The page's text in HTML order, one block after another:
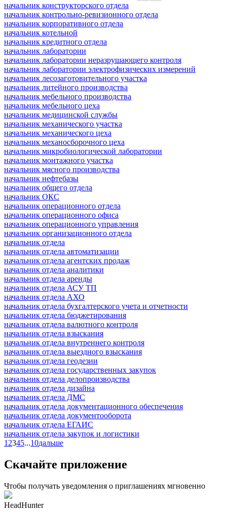
начальник конструкторского отдела
начальник контрольно-ревизионного отдела
начальник корпоративного отдела
начальник котельной
начальник кредитного отдела
начальник лаборатории
начальник лаборатории неразрушающего контроля
начальник лаборатории электрофизических измерений
начальник лесозаготовительного участка
начальник литейного производства
начальник мебельного производства
начальник мебельного цеха
начальник медицинской службы
начальник механического участка
начальник механического цеха
начальник механосборочного цеха
начальник микробиологической лаборатории
начальник монтажного участка
начальник мясного производства
начальник нефтебазы
начальник общего отдела
начальник ОКС
начальник операционного отдела
начальник операционного офиса
начальник операционного управления
начальник организационного отдела
начальник отдела
начальник отдела автоматизации
начальник отдела агентских продаж
начальник отдела аналитики
начальник отдела аренды
начальник отдела АСУ ТП
начальник отдела АХО
начальник отдела бухгалтерского учета и отчетности
начальник отдела бюджетирования
начальник отдела валютного контроля
начальник отдела взыскания
начальник отдела внутреннего контроля
начальник отдела выездного взыскания
начальник отдела геодезии
начальник отдела государственных закупок
начальник отдела делопроизводства
начальник отдела дизайна
начальник отдела ДМС
начальник отдела документационного обеспечения
начальник отдела документооборота
начальник отдела ЕГАИС
начальник отдела закупок и логистики
1 2345...10дальше
Скачайте приложение
Чтобы получать уведомления о приглашениях мгновенно
HeadHunter